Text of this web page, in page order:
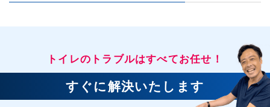
トイレのトラブルはすべてお任せ！
すぐに解決いたします